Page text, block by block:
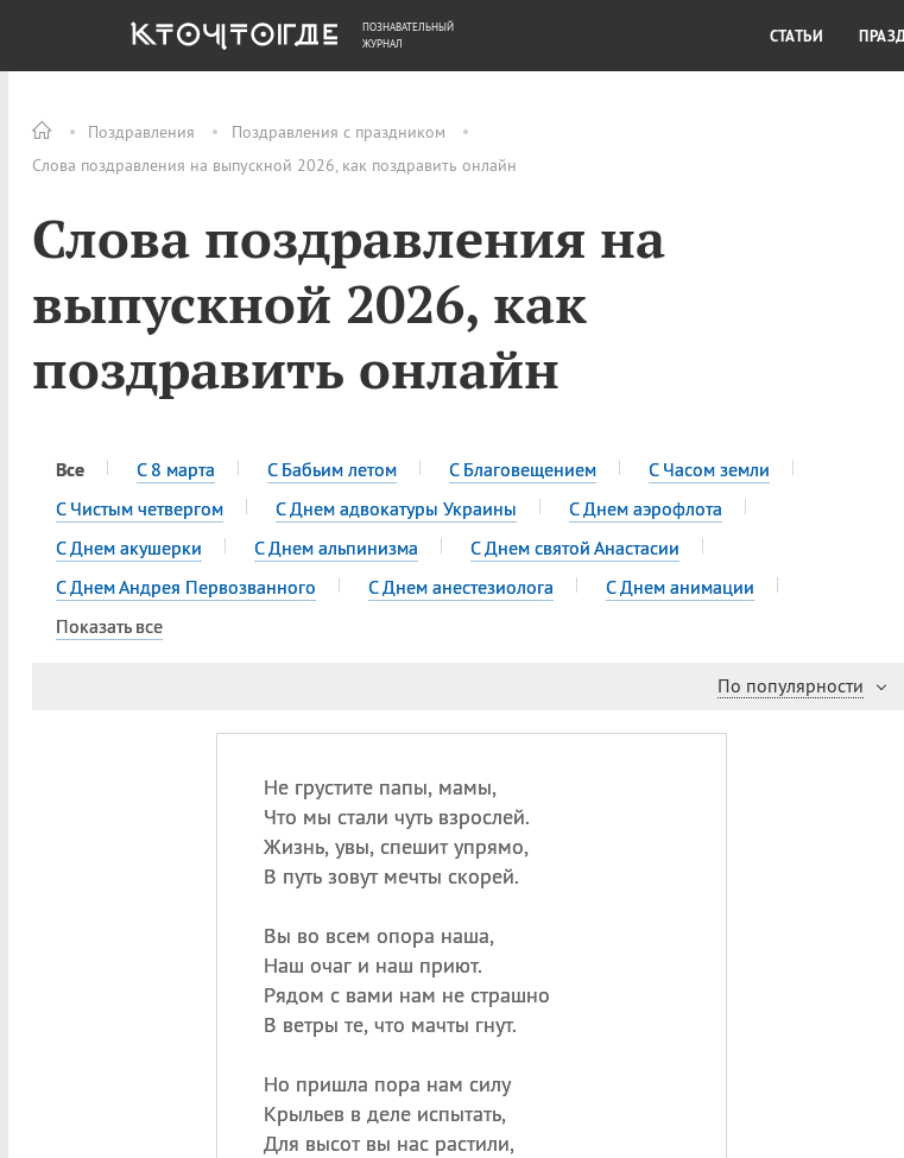
Поздравления
Поздравления с праздником
Слова поздравления на выпускной 2026, как поздравить онлайн
Слова поздравления на
выпускной 2026, как
поздравить онлайн
Все С 8 марта С Бабьим летом С Благовещением
С Часом земли
С Чистым четвергом
С Днем адвокатуры Украины
С Днем аэрофлота
С Днем акушерки
С Днем альпинизма
С Днем святой Анастасии
С Днем Андрея Первозванного
С Днем анестезиолога
С Днем анимации
Показать все
По популярности
Не грустите папы, мамы,
Что мы стали чуть взрослей.
Жизнь, увы, спешит упрямо,
В путь зовут мечты скорей.
Вы во всем опора наша,
Наш очаг и наш приют.
Рядом с вами нам не страшно
В ветры те, что мачты гнут.
Но пришла пора нам силу
Крыльев в деле испытать,
Для высот вы нас растили,
ОБЩЕСТВО ДЕНЬГИ
ПОЗНАВАТЕЛЬНЫЙ
ЖУРНАЛ
СТАТЬИ